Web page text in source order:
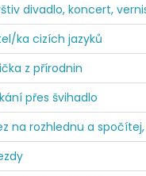
divadlo, koncert,
ka cizích jazyků
z přírodnin
přes švihadlo
na rozhlednu a